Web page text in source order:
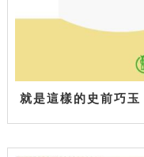
就是這樣的史前巧玉